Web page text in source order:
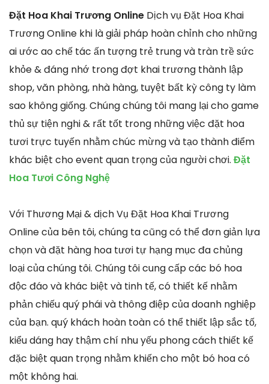
Đặt Hoa Khai Trương Online Dịch vụ Đặt Hoa Khai
Trương Online khi là giải pháp hoàn chỉnh cho những
ai ước ao chế tác ấn tượng trẻ trung và tràn trề sức
khỏe & đáng nhớ trong đợt khai trương thành lập
shop, văn phòng, nhà hàng, tuyệt bất kỳ công ty làm
sao không giống. Chúng chúng tôi mang lại cho game
thủ sự tiện nghi & rất tốt trong những việc đặt hoa
tươi trực tuyến nhằm chúc mừng và tạo thành điểm
khác biệt cho event quan trọng của người chơi. Đặt
Hoa Tươi Công Nghệ
Với Thương Mại & dịch Vụ Đặt Hoa Khai Trương
Online của bên tôi, chúng ta cũng có thể đơn giản lựa
chọn và đặt hàng hoa tươi tự hạng mục đa chủng
loại của chúng tôi. Chúng tôi cung cấp các bó hoa
độc đáo và khác biệt và tinh tế, có thiết kế nhằm
phản chiếu quý phái và thông điệp của doanh nghiệp
của bạn. quý khách hoàn toàn có thể thiết lập sắc tố,
kiểu dáng hay thậm chí nhu yếu phong cách thiết kế
đặc biệt quan trọng nhằm khiến cho một bó hoa có
một không hai.